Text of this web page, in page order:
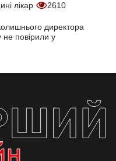
лікар 2610
директора
не повірили у